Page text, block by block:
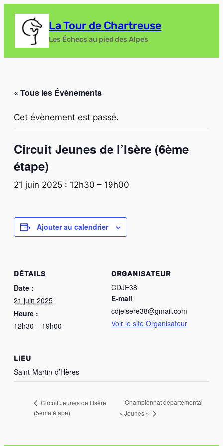
La Tour de Chartreuse
Les Échecs au pied des Alpes
« Tous les Évènements
Cet évènement est passé.
Circuit Jeunes de l’Isère (6ème
étape)
21 juin 2025 : 12h30 – 19h00
Ajouter au calendrier
DÉTAILS
Date :
21 juin 2025
Heure :
12h30 – 19h00
ORGANISATEUR
CDJE38
E-mail
cdjeisere38@gmail.com
Voir le site Organisateur
LIEU
Saint-Martin-d’Hères
Circuit Jeunes de l’Isère
(5ème étape)
Championnat départemental
« Jeunes »